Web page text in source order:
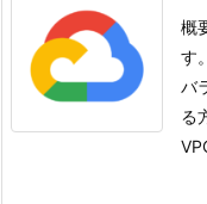
概
す
バ
る